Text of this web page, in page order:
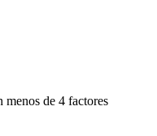
menos de 4 factores